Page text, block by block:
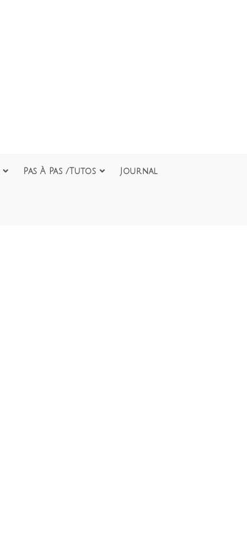
Pas À Pas /Tutos Journal